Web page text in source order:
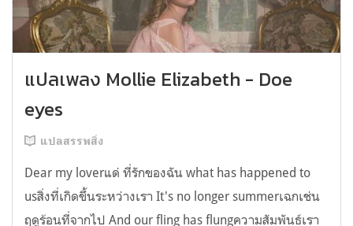
แปลเพลง Mollie Elizabeth - Doe
eyes
แปลสรรพสิ่ง
Dear my loverแด่ ที่รักของฉัน what has happened to
usสิ่งที่เกิดขึ้นระหว่างเรา It's no longer summerเฉกเช่น
ฤดูร้อนที่จากไป And our fling has flungความสัมพันธ์เรา